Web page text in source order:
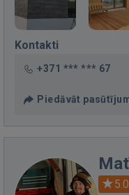
Kontakti
+371 *** *** 67
Piedāvāt
5.0